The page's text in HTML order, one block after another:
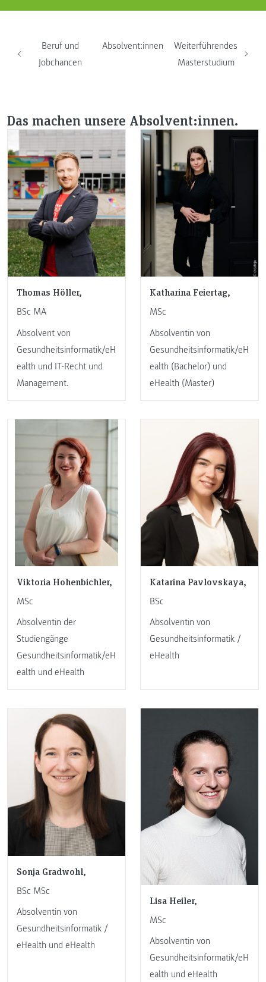
Beruf und
Jobchancen
Absolvent:innen
Weiterführendes
Masterstudium
Das machen unsere Absolvent:innen.
Thomas Höller,
BSc MA
Absolvent von
Gesundheitsinformatik/eH
ealth und IT-Recht und
Management.
Katharina Feiertag,
MSc
Absolventin von
Gesundheitsinformatik/eH
ealth (Bachelor) und
eHealth (Master)
Viktoria Hohenbichler,
MSc
Absolventin der
Studiengänge
Gesundheitsinformatik/eH
ealth und eHealth
Katarina Pavlovskaya,
BSc
Absolventin von
Gesundheitsinformatik /
eHealth
Sonja Gradwohl,
BSc MSc
Absolventin von
Gesundheitsinformatik /
eHealth und eHealth
Lisa Heiler,
MSc
Absolventin von
Gesundheitsinformatik/eH
ealth und eHealth